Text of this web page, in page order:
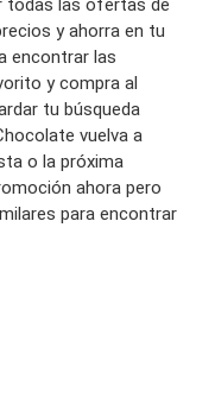
y ahorra en tu
encontrar las
y compra al
tu búsqueda
vuelva a
o la próxima
ahora pero
para encontrar